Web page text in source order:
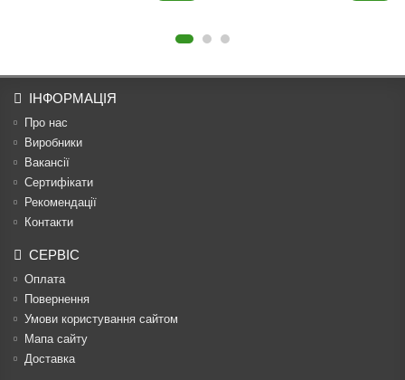
ІНФОРМАЦІЯ
Про нас
Виробники
Вакансії
Сертифікати
Рекомендації
Контакти
СЕРВІС
Оплата
Повернення
Умови користування сайтом
Мапа сайту
Доставка